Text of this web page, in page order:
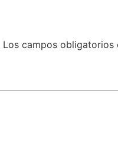
Los campos obligatorios